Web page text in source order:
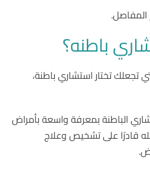
المفاصل.
باطنه؟
تجعلك تختار استشاري باطنة،
الباطنة بمعرفة واسعة بأمراض
قادرًا على تشخيص وعلاج